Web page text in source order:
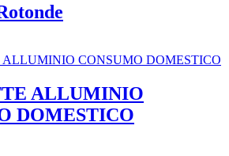
ALLUMINIO
DOMESTICO